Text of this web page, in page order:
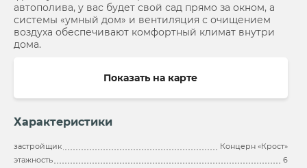
автополива, у вас будет свой сад прямо за окном, а
системы «умный дом» и вентиляция с очищением
воздуха обеспечивают комфортный климат внутри
дома.
Показать на карте
Характеристики
застройщик
Концерн «Крост»
этажность
6